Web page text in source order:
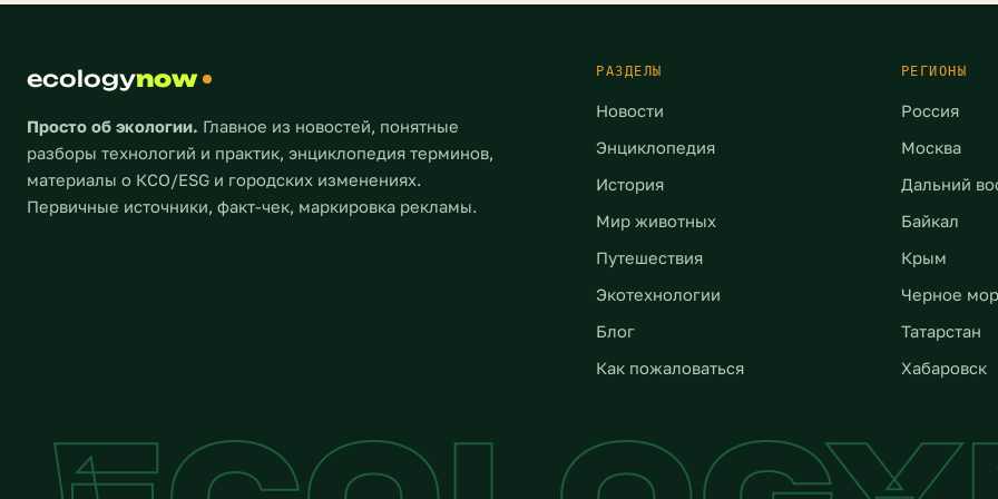
использовать
ecologynow
Просто об экологии. Главное из новостей, понятные
разборы технологий и практик, энциклопедия терминов,
материалы о КСО/ESG и городских изменениях.
Первичные источники, факт-чек, маркировка рекламы.
РАЗДЕЛЫ
Новости
Энциклопедия
История
Мир животных
Путешествия
Экотехнологии
Блог
Как пожаловаться
РЕГИОНЫ
Россия
Москва
Дальний
Байкал
Крым
Черное
Татарстан
Хабаровск